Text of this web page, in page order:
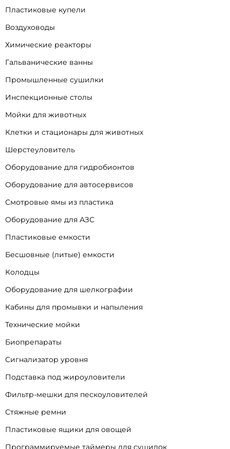
Пластиковые купели
Воздуховоды
Химические реакторы
Гальванические ванны
Промышленные сушилки
Инспекционные столы
Мойки для животных
Клетки и стационары для животных
Шерстеуловитель
Оборудование для гидробионтов
Оборудование для автосервисов
Смотровые ямы из пластика
Оборудование для АЗС
Пластиковые емкости
Бесшовные (литые) емкости
Колодцы
Оборудование для шелкографии
Кабины для промывки и напыления
Технические мойки
Биопрепараты
Сигнализатор уровня
Подставка под жироуловители
Фильтр-мешки для пескоуловителей
Стяжные ремни
Пластиковые ящики для овощей